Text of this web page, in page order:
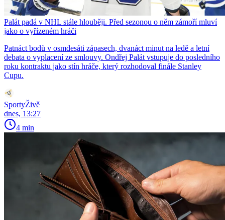
Palát padá v NHL stále hlouběji. Před sezonou o něm zámoří mluví
jako o vyřízeném hráči
Patnáct bodů v osmdesáti zápasech, dvanáct minut na ledě a letní
debata o vyplacení ze smlouvy. Ondřej Palát vstupuje do posledního
roku kontraktu jako stín hráče, který rozhodoval finále Stanley
Cupu.
SportyŽivě
dnes, 13:27
4 min